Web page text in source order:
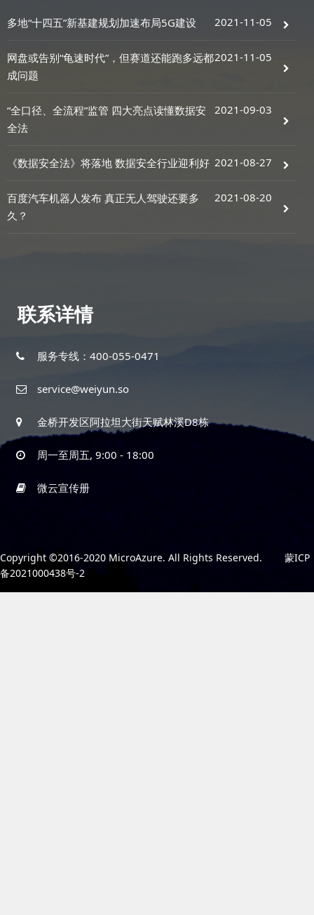
2021-11-05
多地“十四五”新基建规划加速布局5G建设
2021-11-05
网盘或告别“龟速时代”，但赛道还能跑多远都
成问题
2021-09-03
“全口径、全流程”监管 四大亮点读懂数据安
全法
2021-08-27
《数据安全法》将落地 数据安全行业迎利好
2021-08-20
百度汽车机器人发布 真正无人驾驶还要多
久？
联系详情
服务专线：400-055-0471
service@weiyun.so
金桥开发区阿拉坦大街天赋林溪D8栋
周一至周五, 9:00 - 18:00
微云宣传册
Copyright ©2016-2020 MicroAzure. All Rights Reserved. 蒙ICP
备2021000438号-2